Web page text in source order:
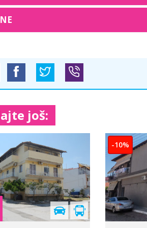
još: